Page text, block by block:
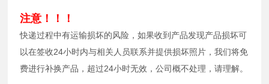
注意！！！
快递过程中有运输损坏的风险，如果收到产品发现产品损坏可
以在签收24小时内与相关人员联系并提供损坏照片，我们将免
费进行补换产品，超过24小时无效，公司概不处理，请理解。